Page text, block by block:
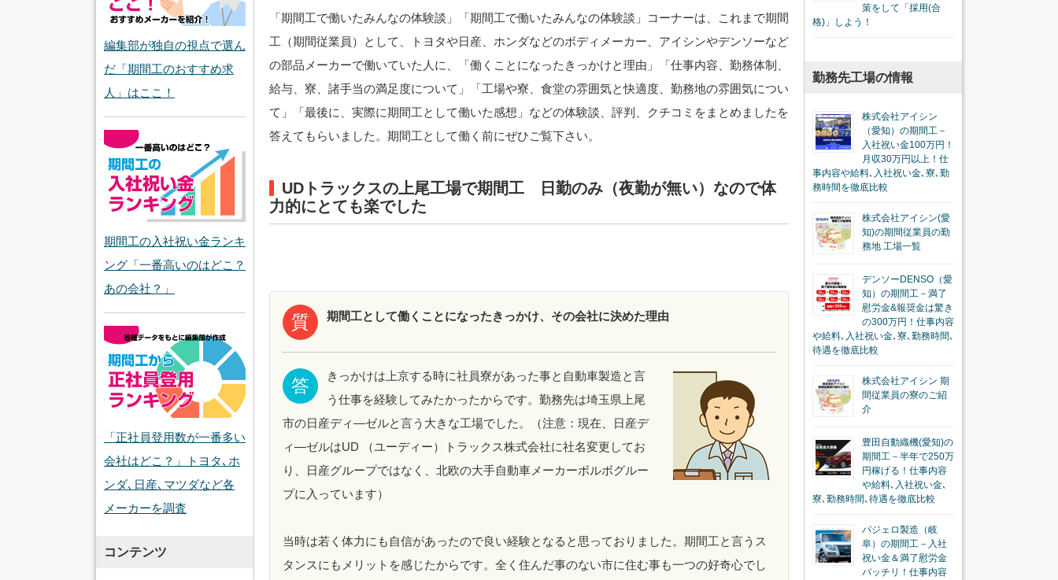
「期間工で働いたみんなの体験談」「期間工で働いたみんなの体験談」コーナーは、これまで期間
工（期間従業員）として、トヨタや日産、ホンダなどのボディメーカー、アイシンやデンソーなど
の部品メーカーで働いていた人に、「働くことになったきっかけと理由」「仕事内容、勤務体制、
給与、寮、諸手当の満足度について」「工場や寮、食堂の雰囲気と快適度、勤務地の雰囲気につい
て」「最後に、実際に期間工として働いた感想」などの体験談、評判、クチコミをまとめましたを
答えてもらいました。期間工として働く前にぜひご覧下さい。
UDトラックスの上尾工場で期間工 日勤のみ（夜勤が無い）なので体
力的にとても楽でした
質 期間工として働くことになったきっかけ、その会社に決めた理由
答
きっかけは上京する時に社員寮があった事と自動車製造と言
う仕事を経験してみたかったからです。勤務先は埼玉県上尾
市の日産ディ―ゼルと言う大きな工場でした。（注意：現在、日産デ
ィ―ゼルはUD （ユーディー）トラックス株式会社に社名変更してお
り、日産グループではなく、北欧の大手自動車メーカーボルボグルー
プに入っています）
当時は若く体力にも自信があったので良い経験となると思っておりました。期間工と言うス
タンスにもメリットを感じたからです。全く住んだ事のない市に住む事も一つの好奇心でし
編集部が独自の視点で選ん
だ「期間工のおすすめ求
人」はここ！
期間工の入社祝い金ランキ
ング「一番高いのはどこ？
あの会社？」
「正社員登用数が一番多い
会社はどこ？」トヨタ､ホ
ンダ､日産､マツダなど各
メーカーを調査
コンテンツ
策をして「採用(合
格)」しよう！
勤務先工場の情報
株式会社アイシン
（愛知）の期間工－
入社祝い金100万円！
月収30万円以上！仕
事内容や給料､入社祝い金､寮､勤
務時間を徹底比較
株式会社アイシン(愛
知)の期間従業員の勤
務地 工場一覧
デンソーDENSO（愛
知）の期間工－満了
慰労金&報奨金は驚き
の300万円！仕事内容
や給料､入社祝い金､寮､勤務時間､
待遇を徹底比較
株式会社アイシン 期
間従業員の寮のご紹
介
豊田自動織機(愛知)の
期間工－半年で250万
円稼げる！仕事内容
や給料､入社祝い金､
寮､勤務時間､待遇を徹底比較
パジェロ製造（岐
阜）の期間工－入社
祝い金＆満了慰労金
バッチリ！仕事内容